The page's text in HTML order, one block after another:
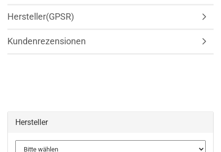
Hersteller(GPSR)
Kundenrezensionen
Hersteller